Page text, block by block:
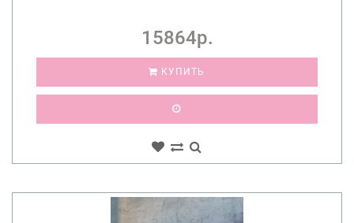
15864р.
КУПИТЬ